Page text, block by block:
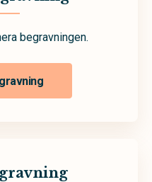
begravningen.